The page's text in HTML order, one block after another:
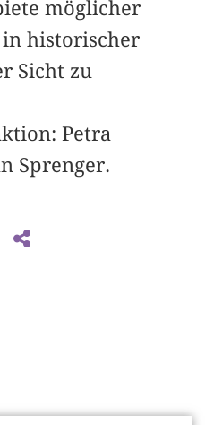
möglicher
historischer
Sicht zu
Petra
Sprenger.